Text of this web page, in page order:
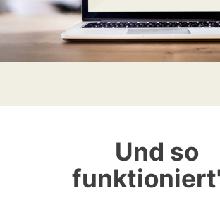
Und so